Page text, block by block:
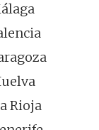
Rioja